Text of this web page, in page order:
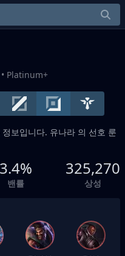
• Platinum+
보입니다. 유나라 의 선호 룬
3.4%
밴률
325,270
상성